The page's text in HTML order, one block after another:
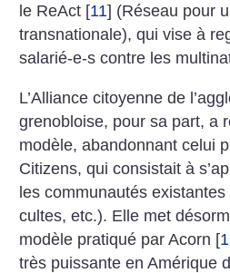
le ReAct [11] (Réseau pour
transnationale), qui vise à
salarié-e-s contre les
L’Alliance citoyenne de
grenobloise, pour sa part, a
modèle, abandonnant celui
Citizens, qui consistait à
les communautés
cultes, etc.). Elle met
modèle pratiqué par Acorn [
très puissante en Amérique